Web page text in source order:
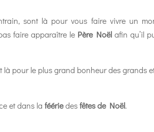
sont là pour vous faire vivre un
faire apparaître le Père Noël afin qu’il
là pour le plus grand bonheur des grands
et dans laféériedesfêtes de Noël.